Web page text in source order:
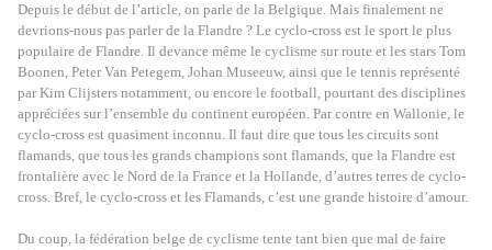
Depuis le début de l’article, on parle de la Belgique. Mais finalement ne
devrions-nous pas parler de la Flandre ? Le cyclo-cross est le sport le plus
populaire de Flandre. Il devance même le cyclisme sur route et les stars Tom
Boonen, Peter Van Petegem, Johan Museeuw, ainsi que le tennis représenté
par Kim Clijsters notamment, ou encore le football, pourtant des disciplines
appréciées sur l’ensemble du continent européen. Par contre en Wallonie, le
cyclo-cross est quasiment inconnu. Il faut dire que tous les circuits sont
flamands, que tous les grands champions sont flamands, que la Flandre est
frontalière avec le Nord de la France et la Hollande, d’autres terres de cyclo-
cross. Bref, le cyclo-cross et les Flamands, c’est une grande histoire d’amour.
Du coup, la fédération belge de cyclisme tente tant bien que mal de faire